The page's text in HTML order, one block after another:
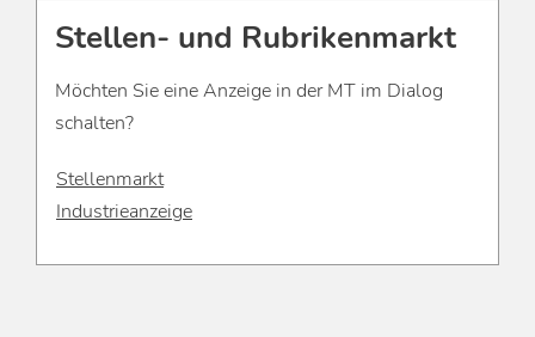
Stellen- und Rubrikenmarkt
Möchten Sie eine Anzeige in der MT im Dialog
schalten?
Stellenmarkt
Industrieanzeige